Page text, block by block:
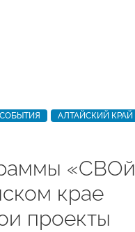
АЛТАЙСКИЙ КРАЙ
«СВОй
крае
проекты